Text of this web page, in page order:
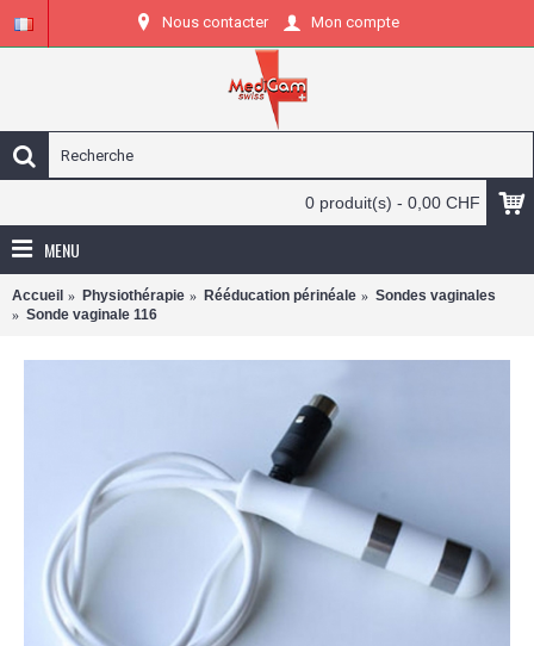
Nous contacter Mon compte
0 produit(s) - 0,00 CHF
MENU
Accueil Physiothérapie Rééducation périnéale
Sondes vaginales
Sonde vaginale 116